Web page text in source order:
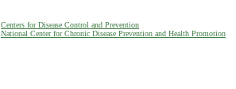
Centers for Disease Control and Prevention
National Center for Chronic Disease Prevention and Health Promotion